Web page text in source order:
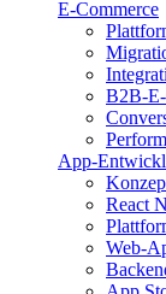
E-Commerce
B2B-
App-
React
Web-